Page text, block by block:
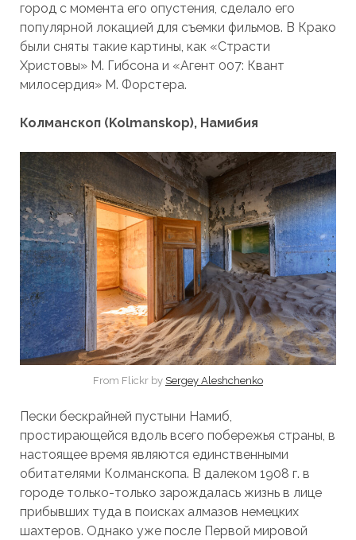
город с момента его опустения, сделало его
популярной локацией для съемки фильмов. В Крако
были сняты такие картины, как «Страсти
Христовы» М. Гибсона и «Агент 007: Квант
милосердия» М. Форстера.
Колманскоп (Kolmanskop), Намибия
From Flickr by Sergey Aleshchenko
Пески бескрайней пустыни Намиб,
простирающейся вдоль всего побережья страны, в
настоящее время являются единственными
обитателями Колманскопа. В далеком 1908 г. в
городе только-только зарождалась жизнь в лице
прибывших туда в поисках алмазов немецких
шахтеров. Однако уже после Первой мировой